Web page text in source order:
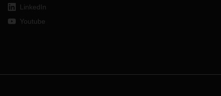
LinkedIn
Youtube